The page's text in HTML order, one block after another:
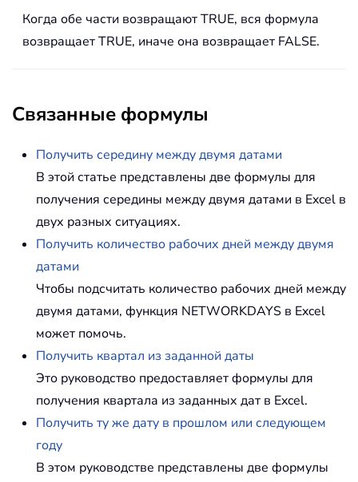
Когда обе части возвращают TRUE, вся формула
возвращает TRUE, иначе она возвращает FALSE.
Связанные формулы
Получить середину между двумя датами
В этой статье представлены две формулы для
получения середины между двумя датами в Excel в
двух разных ситуациях.
Получить количество рабочих дней между двумя
датами
Чтобы подсчитать количество рабочих дней между
двумя датами, функция NETWORKDAYS в Excel
может помочь.
Получить квартал из заданной даты
Это руководство предоставляет формулы для
получения квартала из заданных дат в Excel.
Получить ту же дату в прошлом или следующем
году
В этом руководстве представлены две формулы